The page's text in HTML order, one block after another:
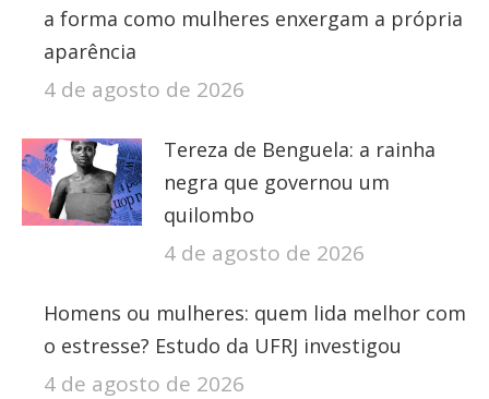
a forma como mulheres enxergam a própria
aparência
4 de agosto de 2026
Tereza de Benguela: a rainha
negra que governou um
quilombo
4 de agosto de 2026
Homens ou mulheres: quem lida melhor com
o estresse? Estudo da UFRJ investigou
4 de agosto de 2026